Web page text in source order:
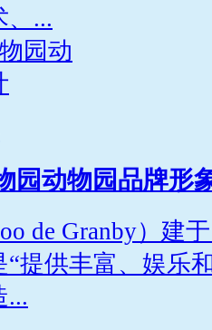
、...
园动物园品牌形
de Granby）建
提供丰富、娱乐
...